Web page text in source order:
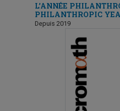
L’ANNÉE
PHILANTHROPIC
Depuis 2019